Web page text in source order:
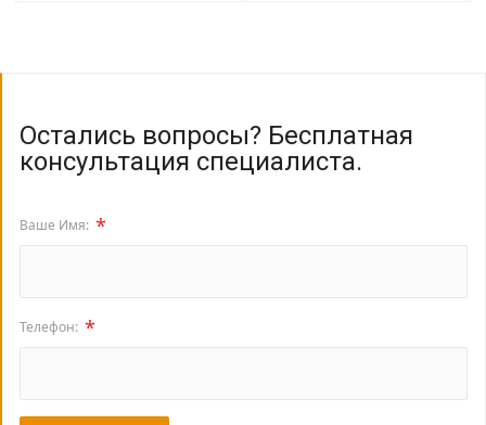
Остались вопросы? Бесплатная
консультация специалиста.
Ваше Имя: *
Телефон: *